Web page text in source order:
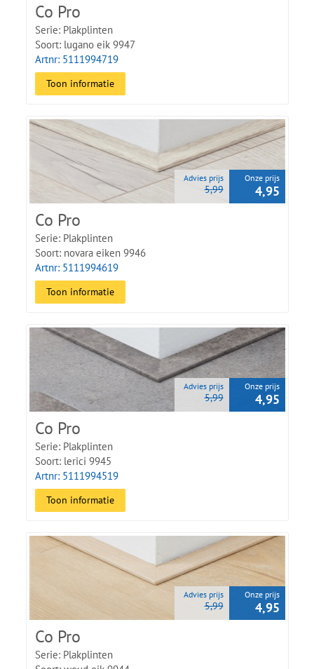
Co Pro
Serie: Plakplinten
Soort: lugano eik 9947
Artnr: 5111994719
Toon informatie
Advies prijs
5,99
Onze prijs
4,95
Co Pro
Serie: Plakplinten
Soort: novara eiken 9946
Artnr: 5111994619
Toon informatie
Advies prijs
5,99
Onze prijs
4,95
Co Pro
Serie: Plakplinten
Soort: lerici 9945
Artnr: 5111994519
Toon informatie
Advies prijs
5,99
Onze prijs
4,95
Co Pro
Serie: Plakplinten